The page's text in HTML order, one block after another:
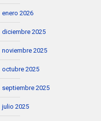
enero 2026
diciembre 2025
noviembre 2025
octubre 2025
septiembre 2025
julio 2025